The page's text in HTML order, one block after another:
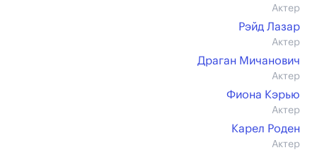
Актер
Рэйд Лазар
Актер
Драган Мичанович
Актер
Фиона Кэрью
Актер
Карел Роден
Актер